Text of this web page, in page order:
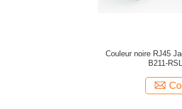
Couleur noire RJ45
B211-